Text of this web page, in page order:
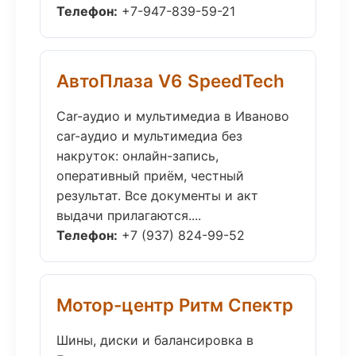
Телефон: +7-947-839-59-21
АвтоПлаза V6 SpeedTech
Car-аудио и мультимедиа в Иваново
car-аудио и мультимедиа без
накруток: онлайн-запись,
оперативный приём, честный
результат. Все документы и акт
выдачи прилагаются....
Телефон: +7 (937) 824-99-52
Мотор-центр Ритм Спектр
Шины, диски и балансировка в